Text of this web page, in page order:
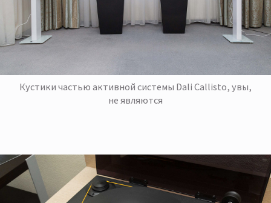
Кустики частью активной системы Dali Callisto, увы,
не являются